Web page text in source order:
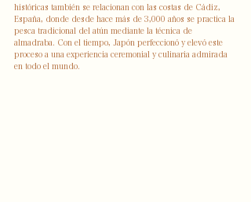
históricas también se relacionan con las costas de Cádiz,
España, donde desde hace más de 3,000 años se practica la
pesca tradicional del atún mediante la técnica de
almadraba. Con el tiempo, Japón perfeccionó y elevó este
proceso a una experiencia ceremonial y culinaria admirada
en todo el mundo.